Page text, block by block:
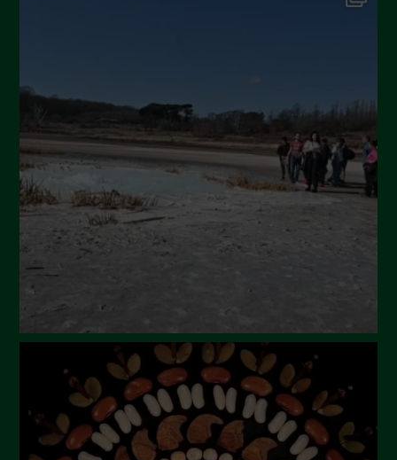
Settembre 2024
Luglio 2024
Maggio 2024
Aprile 2024
Marzo 2024
Febbraio 2024
Ottobre 2023
Settembre 2023
Agosto 2023